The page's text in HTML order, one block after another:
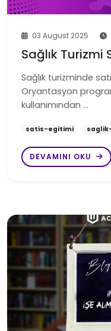
03 August 2025
Sağlık Turizmi
Sağlık turizminde
Oryantasyon
kullanımından …
satis-egitimi
DEVAMINI OKU